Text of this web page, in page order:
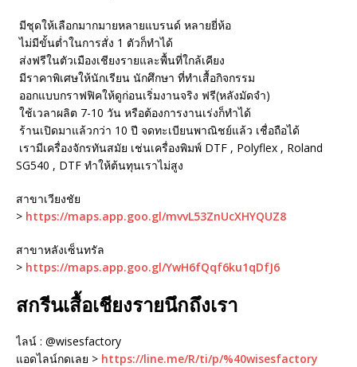
มีชุดให้เลือกมากมายหลายแบรนด์ หลายยี่ห้อ
ไม่มีขั้นต่ำในการสั่ง 1 ตัวก็ทำได้
ส่งฟรีในตัวเมืองเชียงรายและพื้นที่ใกล้เคียง
มีราคาพิเศษให้นักเรียน นักศึกษา ที่ทำเสื้อกิจกรรม
ออกแบบกราฟฟิคให้ดูก่อนเริ่มงานจริง ฟรี(หลังมัดจำ)
ใช้เวลาผลิต 7-10 วัน หรือต้องการงานเร่งก็ทำได้
ร้านเปิดมาแล้วกว่า 10 ปี จดทะเบียนพาณิชย์แล้ว เชื่อถือได้
เรามีเครื่องจักรทันสมัย เช่นเครื่องพิมพ์ DTF , Polyflex , Roland
SG540 , DTF ทำให้ต้นทุนเราไม่สูง
สาขาเวียงชัย
> https://maps.app.goo.gl/mvvL53ZnUcXHYQUZ8
สาขาหลังเซ็นทรัล
> https://maps.app.goo.gl/YwH6fQqf6ku1qDfJ6
สกรีนเสื้อเชียงรายนึกถึงเรา
ไลน์ : @wisesfactory
แอดไลน์กดเลย > https://line.me/R/ti/p/%40wisesfactory